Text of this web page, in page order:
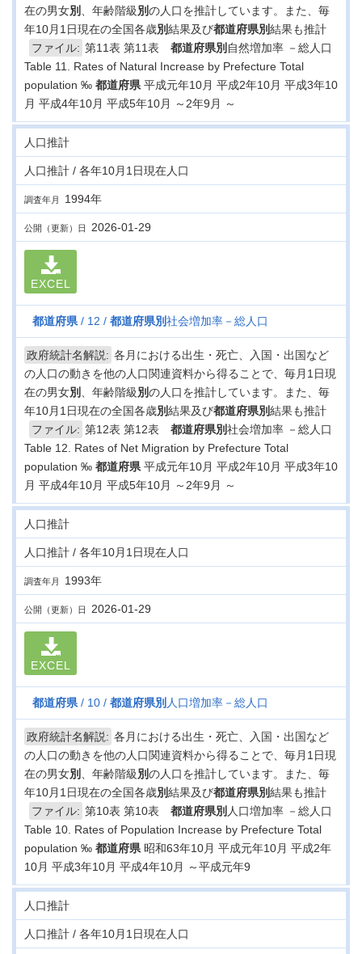
在の男女別 、年齢階級別の人口を推計しています。また、毎
年10月1日現在の全国各歳別結果及び都道府県別結果も推計
ファイル: 第11表 第11表 都道府県別 自然増加率 －総人口
Table 11. Rates of Natural Increase by Prefecture Total
population ‰ 都道府県平成元年10月 平成2年10月 平成3年10
月 平成4年10月 平成5年10月 ～2年9月 ～
人口推計
人口推計 / 各年10月1日現在人口
調査年月 1994年
公開（更新）日 2026-01-29
EXCEL
都道府県 12 都道府県別社会増加率－総人口
政府統計名解説: 各月における出生・死亡、入国・出国など
の人口の動きを他の人口関連資料から得ることで、毎月1日現
在の男女別 、年齢階級別の人口を推計しています。また、毎
年10月1日現在の全国各歳別結果及び都道府県別結果も推計
ファイル: 第12表 第12表 都道府県別社会増加率 －総人口
Table 12. Rates of Net Migration by Prefecture Total
population ‰ 都道府県平成元年10月 平成2年10月 平成3年10
月 平成4年10月 平成5年10月 ～2年9月 ～
人口推計
人口推計 / 各年10月1日現在人口
調査年月 1993年
公開（更新）日 2026-01-29
EXCEL
都道府県 10 都道府県別 人口増加率－総人口
政府統計名解説: 各月における出生・死亡、入国・出国など
の人口の動きを他の人口関連資料から得ることで、毎月1日現
在の男女別 、年齢階級別の人口を推計しています。また、毎
年10月1日現在の全国各歳別結果及び都道府県別結果も推計
ファイル: 第10表 第10表 都道府県別 人口増加率 －総人口
Table 10. Rates of Population Increase by Prefecture Total
population ‰ 都道府県昭和63年10月 平成元年10月 平成2年
10月 平成3年10月 平成4年10月 ～平成元年9
人口推計
人口推計 / 各年10月1日現在人口